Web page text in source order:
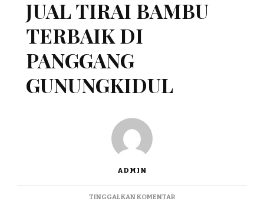
JUAL TIRAI BAMBU
TERBAIK DI
PANGGANG
GUNUNGKIDUL
ADMIN
TINGGALKAN KOMENTARPADA